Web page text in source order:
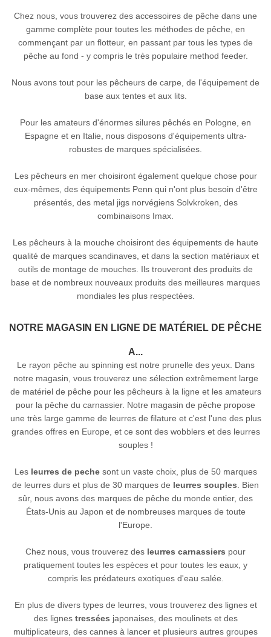
Chez nous, vous trouverez des accessoires de pêche dans une
gamme complète pour toutes les méthodes de pêche, en
commençant par un flotteur, en passant par tous les types de
pêche au fond - y compris le très populaire method feeder.
Nous avons tout pour les pêcheurs de carpe, de l'équipement de
base aux tentes et aux lits.
Pour les amateurs d'énormes silures pêchés en Pologne, en
Espagne et en Italie, nous disposons d'équipements ultra-
robustes de marques spécialisées.
Les pêcheurs en mer choisiront également quelque chose pour
eux-mêmes, des équipements Penn qui n'ont plus besoin d'être
présentés, des metal jigs norvégiens Solvkroken, des
combinaisons Imax.
Les pêcheurs à la mouche choisiront des équipements de haute
qualité de marques scandinaves, et dans la section matériaux et
outils de montage de mouches. Ils trouveront des produits de
base et de nombreux nouveaux produits des meilleures marques
mondiales les plus respectées.
NOTRE MAGASIN EN LIGNE DE MATÉRIEL DE PÊCHE
A...
Le rayon pêche au spinning est notre prunelle des yeux. Dans
notre magasin, vous trouverez une sélection extrêmement large
de matériel de pêche pour les pêcheurs à la ligne et les amateurs
pour la pêche du carnassier. Notre magasin de pêche propose
une très large gamme de leurres de filature et c'est l'une des plus
grandes offres en Europe, et ce sont des wobblers et des leurres
souples !
Les leurres de pechesont un vaste choix, plus de 50 marques
de leurres durs et plus de 30 marques de leurres souples . Bien
sûr, nous avons des marques de pêche du monde entier, des
États-Unis au Japon et de nombreuses marques de toute
l'Europe.
Chez nous, vous trouverez des leurres carnassiers pour
pratiquement toutes les espèces et pour toutes les eaux, y
compris les prédateurs exotiques d'eau salée.
En plus de divers types de leurres, vous trouverez des lignes et
des lignes tressées japonaises, des moulinets et des
multiplicateurs, des cannes à lancer et plusieurs autres groupes